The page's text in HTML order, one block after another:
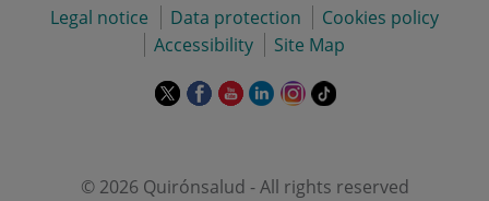
Legal notice Data protection
Cookies policy
Accessibility
Site Map
This
in
This
in
This
in
This
in
This
in
Link
© 2026 Quirónsalud - All rights reserved